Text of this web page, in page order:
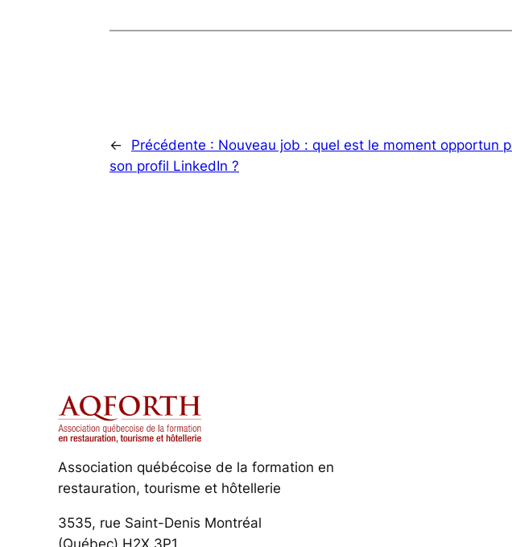
← Précédente : Nouveau job : quel est le moment opportun
son profil LinkedIn ?
Association québécoise de la formation en
restauration, tourisme et hôtellerie
3535, rue Saint-Denis Montréal
(Québec) H2X 3P1